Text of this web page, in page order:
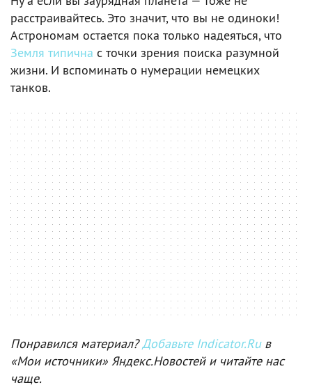
расстраивайтесь. Это значит, что вы не одиноки!
Астрономам остается пока только надеяться, что
Земля типична с точки зрения поиска разумной
жизни. И вспоминать о нумерации немецких
танков.
Понравился материал?Добавьте Indicator.Ruв
«Мои источники» Яндекс.Новостей и читайте нас
чаще.